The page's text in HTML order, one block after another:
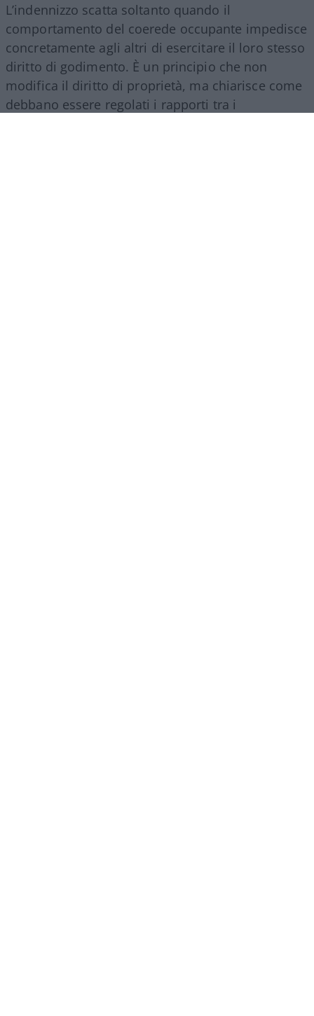
L’indennizzo scatta soltanto quando il
comportamento del coerede occupante impedisce
concretamente agli altri di esercitare il loro stesso
diritto di godimento. È un principio che non
modifica il diritto di proprietà, ma chiarisce come
debbano essere regolati i rapporti tra i